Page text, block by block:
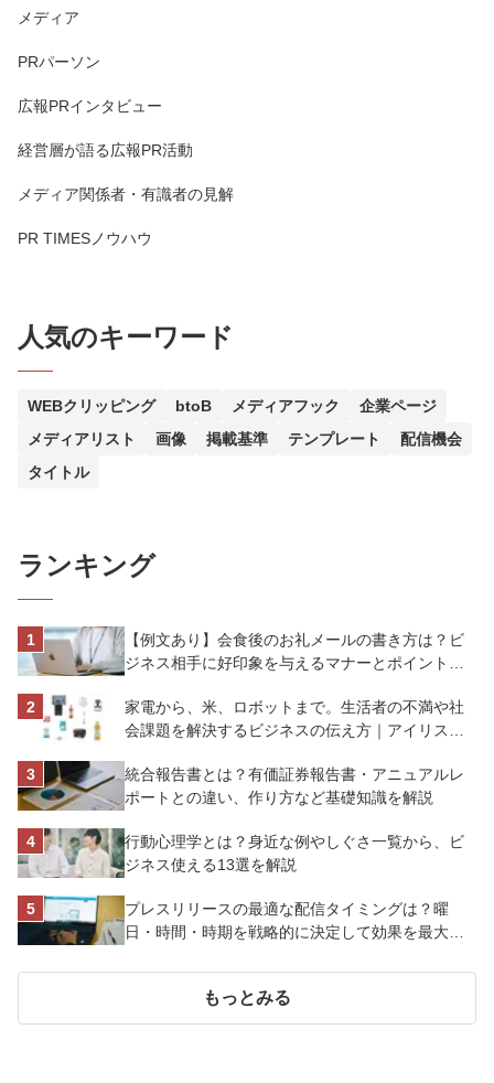
メディア
PRパーソン
広報PRインタビュー
経営層が語る広報PR活動
メディア関係者・有識者の見解
PR TIMESノウハウ
人気のキーワード
WEBクリッピング btoB メディアフック
企業ページ
メディアリスト
画像 掲載基準 テンプレート
配信機会
タイトル
ランキング
【例文あり】会食後のお礼メールの書き方は？ビ
ジネス相手に好印象を与えるマナーとポイントを
家電から、米、ロボットまで。生活者の不満や社
会課題を解決するビジネスの伝え方｜アイリスオ
統合報告書とは？有価証券報告書・アニュアルレ
ポートとの違い、作り方など基礎知識を解説
行動心理学とは？身近な例やしぐさ一覧から、ビ
ジネス使える13選を解説
プレスリリースの最適な配信タイミングは？曜
日・時間・時期を戦略的に決定して効果を最大化
もっとみる